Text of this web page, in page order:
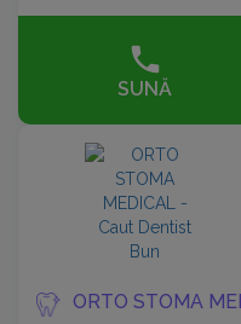
SUNĂ
ORTO STOMA